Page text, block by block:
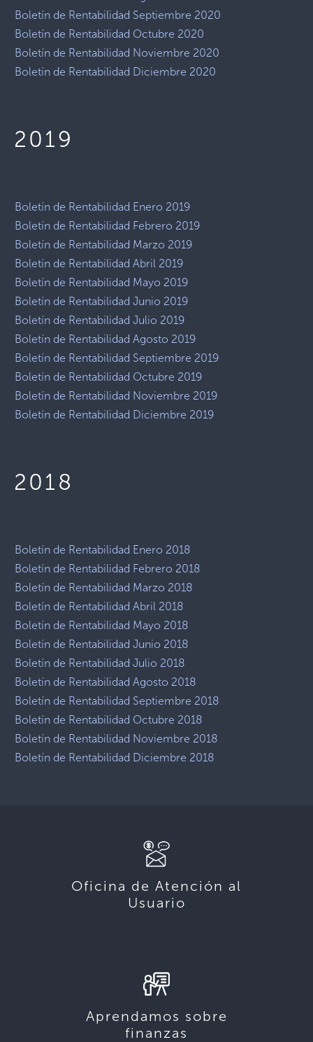
Boletín de Rentabilidad Septiembre 2020
Boletín de Rentabilidad Octubre 2020
Boletín de Rentabilidad Noviembre 2020
Boletín de Rentabilidad Diciembre 2020
2019
Boletín de Rentabilidad Enero 2019
Boletín de Rentabilidad Febrero 2019
Boletín de Rentabilidad Marzo 2019
Boletín de Rentabilidad Abril 2019
Boletín de Rentabilidad Mayo 2019
Boletín de Rentabilidad Junio 2019
Boletín de Rentabilidad Julio 2019
Boletín de Rentabilidad Agosto 2019
Boletín de Rentabilidad Septiembre 2019
Boletín de Rentabilidad Octubre 2019
Boletín de Rentabilidad Noviembre 2019
Boletín de Rentabilidad Diciembre 2019
2018
Boletín de Rentabilidad Enero 2018
Boletín de Rentabilidad Febrero 2018
Boletín de Rentabilidad Marzo 2018
Boletín de Rentabilidad Abril 2018
Boletín de Rentabilidad Mayo 2018
Boletín de Rentabilidad Junio 2018
Boletín de Rentabilidad Julio 2018
Boletín de Rentabilidad Agosto 2018
Boletín de Rentabilidad Septiembre 2018
Boletín de Rentabilidad Octubre 2018
Boletín de Rentabilidad Noviembre 2018
Boletín de Rentabilidad Diciembre 2018
Oficina de Atención al
Usuario
Aprendamos sobre
finanzas